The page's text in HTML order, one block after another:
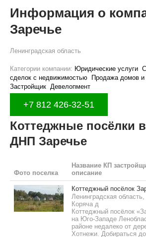
Информация о
Заречье
Ленинградская область
Категории компании: Юридические услуги
сделок с недвижимостью
Продажа домов и
Застройщик Девелопмент
+7 812 426-32-51
Коттеджные посёлки
ДНП Заречье
Фото поселка
Название КП
описание
Коттеджный посёлок
Ленинградская
Коряча д
Коттеджный посёлок
на Юго-Западе
районе недалеко от
Хотнежи. Добираться